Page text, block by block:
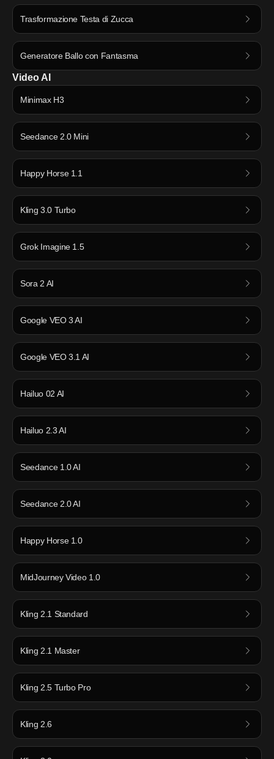
Trasformazione Testa di Zucca
Generatore Ballo con Fantasma
Video AI
Minimax H3
Seedance 2.0 Mini
Happy Horse 1.1
Kling 3.0 Turbo
Grok Imagine 1.5
Sora 2 AI
Google VEO 3 AI
Google VEO 3.1 AI
Hailuo 02 AI
Hailuo 2.3 AI
Seedance 1.0 AI
Seedance 2.0 AI
Happy Horse 1.0
MidJourney Video 1.0
Kling 2.1 Standard
Kling 2.1 Master
Kling 2.5 Turbo Pro
Kling 2.6